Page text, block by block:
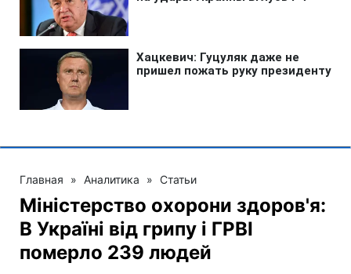
Главная » Аналитика » Статьи
Міністерство охорони здоров'я:
В Україні від грипу і ГРВІ
померло 239 людей